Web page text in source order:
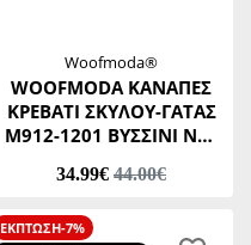
Woofmoda®
WOOFMODA ΚΑΝΑΠΕΣ
ΚΡΕΒΑΤΙ ΣΚΥΛΟΥ-ΓΑΤΑΣ
Μ912-1201 ΒΥΣΣΙΝΙ No3
34.99€ 44.00€
ΕΚΠΤΩΣΗ-7%